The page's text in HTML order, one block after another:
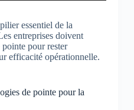
essentiel de la
entreprises doivent
pour rester
efficacité opérationnelle.
de pointe pour la